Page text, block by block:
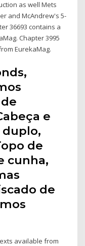
as well Mets
and McAndrew's 5-
36693 contains a
Chapter 3995
EurekaMag.
e
duplo,
de
cunha,
de
available from